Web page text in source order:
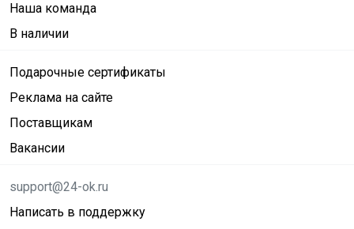
Наша команда
В наличии
Подарочные сертификаты
Реклама на сайте
Поставщикам
Вакансии
support@24-ok.ru
Написать в поддержку